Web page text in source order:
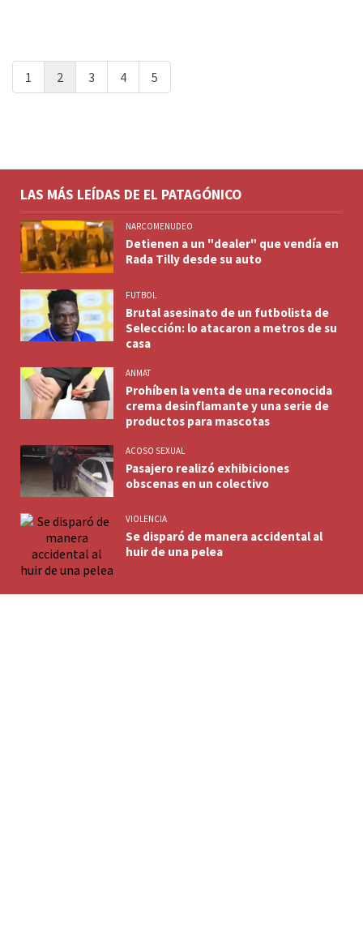
1 2 3 4 5
LAS MÁS LEÍDAS DE EL PATAGÓNICO
NARCOMENUDEO
Detienen a un "dealer" que vendía en
Rada Tilly desde su auto
FUTBOL
Brutal asesinato de un futbolista de
Selección: lo atacaron a metros de su
casa
ANMAT
Prohíben la venta de una reconocida
crema desinflamante y una serie de
productos para mascotas
ACOSO SEXUAL
Pasajero realizó exhibiciones
obscenas en un colectivo
VIOLENCIA
Se disparó de manera accidental al
huir de una pelea